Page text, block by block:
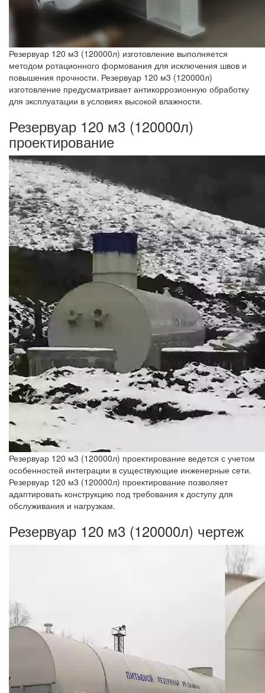
Резервуар 120 м3 (120000л) изготовление выполняется
методом ротационного формования для исключения швов и
повышения прочности. Резервуар 120 м3 (120000л)
изготовление предусматривает антикоррозионную обработку
для эксплуатации в условиях высокой влажности.
Резервуар 120 м3 (120000л)
проектирование
Резервуар 120 м3 (120000л) проектирование ведется с учетом
особенностей интеграции в существующие инженерные сети.
Резервуар 120 м3 (120000л) проектирование позволяет
адаптировать конструкцию под требования к доступу для
обслуживания и нагрузкам.
Резервуар 120 м3 (120000л) чертеж